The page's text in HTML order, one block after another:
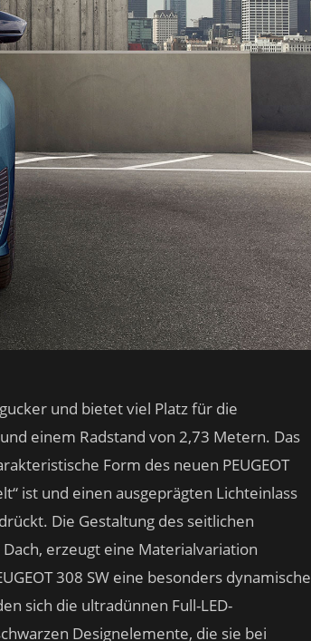
und bietet viel Platz für die
einem Radstand von 2,73 Metern. Das
Form des neuen PEUGEOT
ist und einen ausgeprägten Lichteinlass
Die Gestaltung des seitlichen
erzeugt eine Materialvariation
308 SW eine besonders dynamische
sich die ultradünnen Full-LED-
Designelemente, die sie bei